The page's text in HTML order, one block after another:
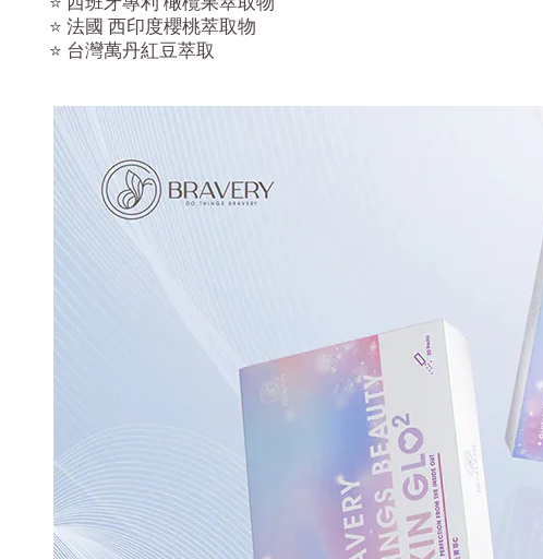
⭐ 法國 西印度櫻桃萃取物
⭐ 台灣萬丹紅豆萃取